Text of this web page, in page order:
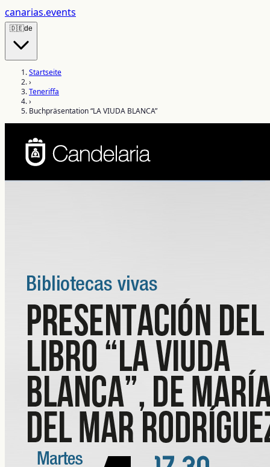
canarias.events
🇩🇪de
Startseite
›
Teneriffa
›
Buchpräsentation “LA VIUDA BLANCA”